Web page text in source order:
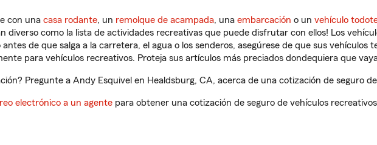
con una casa rodante, un remolque de acampada, una embarcación o un vehículo
diverso como la lista de actividades recreativas que puede disfrutar con ellos! Los
de que salga a la carretera, el agua o los senderos, asegúrese de que sus vehículos
para vehículos recreativos. Proteja sus artículos más preciados dondequiera que
Pregunte a Andy Esquivel en Healdsburg, CA, acerca de una cotización de seguro
electrónico a un agente para obtener una cotización de seguro de vehículos